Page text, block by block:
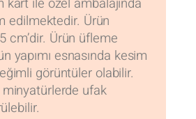
kart ile özel ambalajında
edilmektedir. Ürün
cm’dir. Ürün üfleme
yapımı esnasında kesim
görüntüler olabilir.
ufak